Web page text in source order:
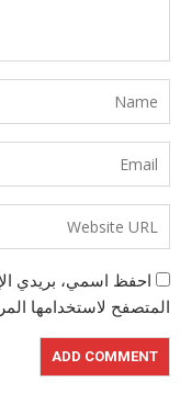
احفظ اسمي، بريدي
المتصفح لاستخدامها